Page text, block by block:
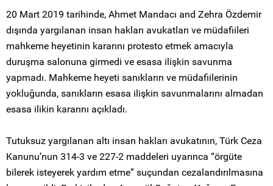
20 Mart 2019 tarihinde, Ahmet Mandacı and Zehra Özdemir
dışında yargılanan insan hakları avukatları ve müdafiileri
mahkeme heyetinin kararını protesto etmek amacıyla
duruşma salonuna girmedi ve esasa ilişkin savunma
yapmadı. Mahkeme heyeti sanıkların ve müdafiilerinin
yokluğunda, sanıkların esasa ilişkin savunmalarını almadan
esasa ilikin kararını açıkladı.
Tutuksuz yargılanan altı insan hakları avukatının, Türk Ceza
Kanunu’nun 314-3 ve 227-2 maddeleri uyarınca “örgüte
bilerek isteyerek yardım etme” suçundan cezalandırılmasına